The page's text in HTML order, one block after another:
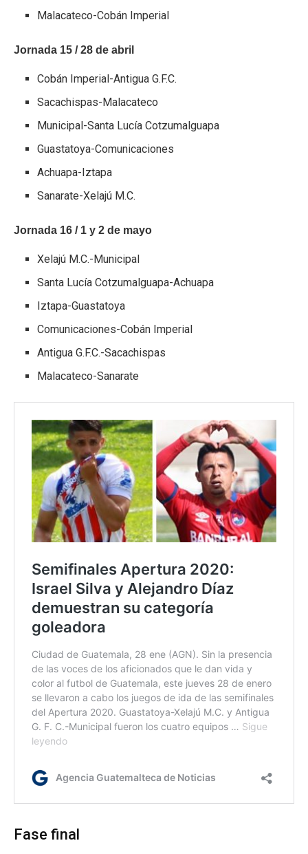
Malacateco-Cobán Imperial
Jornada 15 / 28 de abril
Cobán Imperial-Antigua G.F.C.
Sacachispas-Malacateco
Municipal-Santa Lucía Cotzumalguapa
Guastatoya-Comunicaciones
Achuapa-Iztapa
Sanarate-Xelajú M.C.
Jornada 16 / 1 y 2 de mayo
Xelajú M.C.-Municipal
Santa Lucía Cotzumalguapa-Achuapa
Iztapa-Guastatoya
Comunicaciones-Cobán Imperial
Antigua G.F.C.-Sacachispas
Malacateco-Sanarate
Fase final